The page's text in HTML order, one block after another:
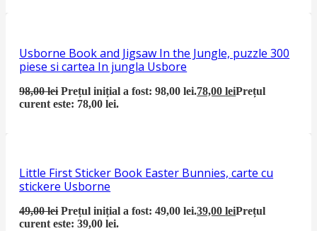
Usborne Book and Jigsaw In the Jungle, puzzle 300
piese si cartea In jungla Usbore
98,00lei Prețul inițial a fost: 98,00 lei.78,00leiPrețul
curent este: 78,00 lei.
Little First Sticker Book Easter Bunnies, carte cu
stickere Usborne
49,00lei Prețul inițial a fost: 49,00 lei.39,00leiPrețul
curent este: 39,00 lei.